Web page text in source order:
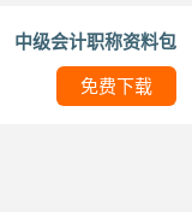
中级会计职称资料包
免费下载